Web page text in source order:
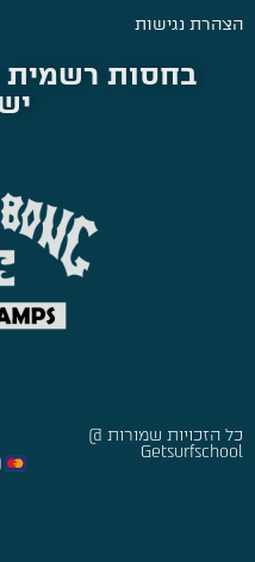
הצהרת נגישות
בחסות רשמית
כל הזכויות שמורות @
Getsurfschool